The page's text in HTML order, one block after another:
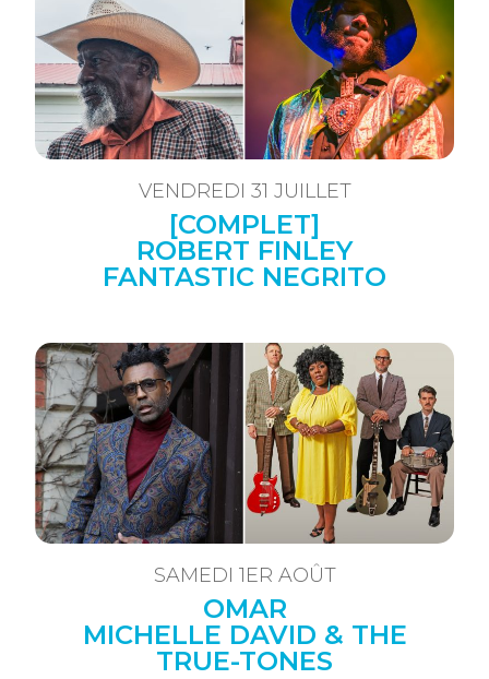
VENDREDI 31 JUILLET
[COMPLET]
ROBERT FINLEY
FANTASTIC NEGRITO
SAMEDI 1ER AOÛT
OMAR
MICHELLE DAVID & THE
TRUE-TONES